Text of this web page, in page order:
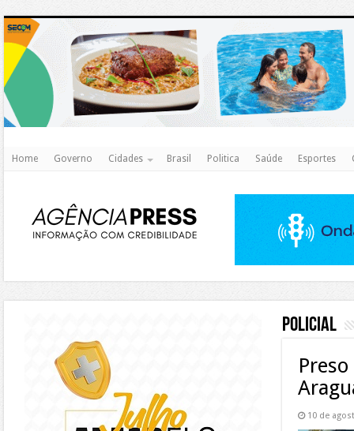
Home Governo Cidades Brasil Politica Saúde Esportes
Policial
10 de